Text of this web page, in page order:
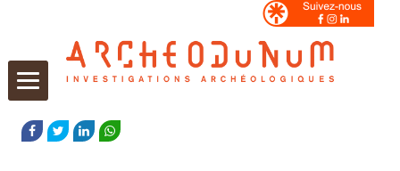
FACEBOOK
TWITTERLINKEDIN